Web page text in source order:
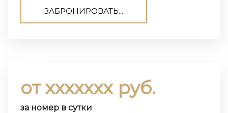
ЗАБРОНИРОВАТЬ...
от ххххххх руб.
за номер в сутки